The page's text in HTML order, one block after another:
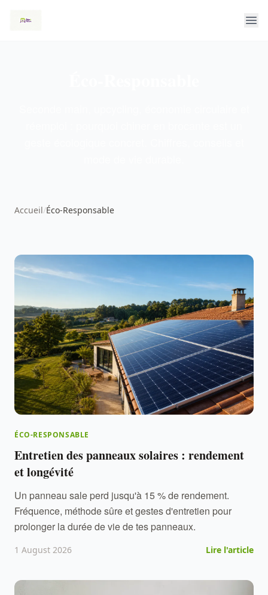
Accueil/Éco-Responsable
ÉCO-RESPONSABLE
Entretien des panneaux solaires : rendement
et longévité
Un panneau sale perd jusqu'à 15 % de rendement.
Fréquence, méthode sûre et gestes d'entretien pour
prolonger la durée de vie de tes panneaux.
1 August 2026 Lire l'article